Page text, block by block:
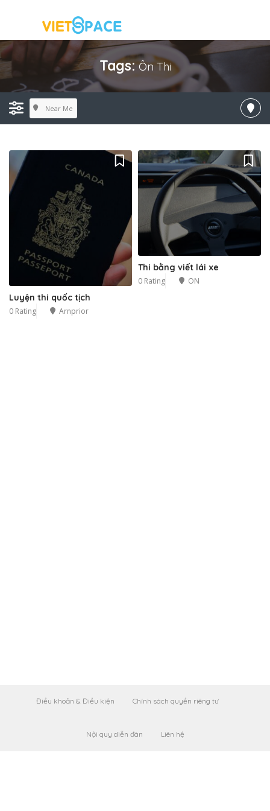
Tags:Ôn Thi
Near Me
Luyện thi quốc tịch
0 Rating Arnprior
Thi bằng viết lái xe
0 Rating ON
Điều khoản & Điều kiện Chính sách quyền riêng tư
Nội quy diễn đàn Liên hệ